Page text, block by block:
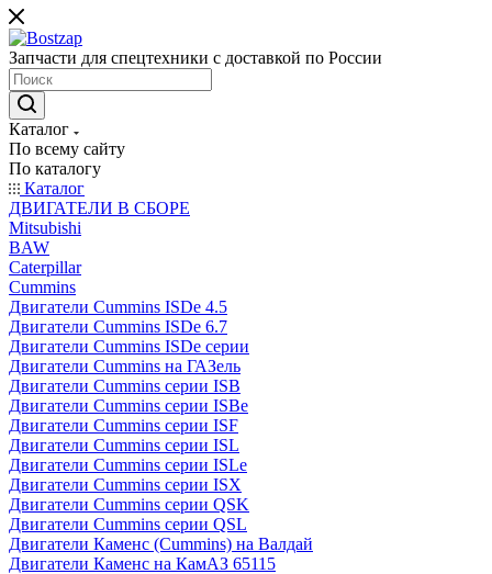
Запчасти для спецтехники с доставкой по России
Каталог
По всему сайту
По каталогу
Каталог
ДВИГАТЕЛИ В СБОРЕ
Mitsubishi
BAW
Caterpillar
Cummins
Двигатели Cummins ISDe 4.5
Двигатели Cummins ISDe 6.7
Двигатели Cummins ISDe серии
Двигатели Cummins на ГАЗель
Двигатели Cummins серии ISB
Двигатели Cummins серии ISBe
Двигатели Cummins серии ISF
Двигатели Cummins серии ISL
Двигатели Cummins серии ISLe
Двигатели Cummins серии ISX
Двигатели Cummins серии QSK
Двигатели Cummins серии QSL
Двигатели Каменс (Cummins) на Валдай
Двигатели Каменс на КамАЗ 65115